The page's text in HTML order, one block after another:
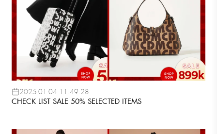
2025-01-04 11:49:28
CHECK LIST SALE 50% SELECTED ITEMS